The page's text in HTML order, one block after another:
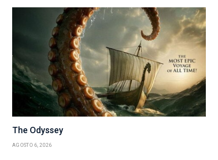
The Odyssey
AGOSTO 6, 2026